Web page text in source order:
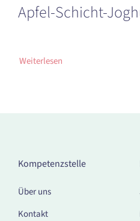
Apfel-Schicht-
Weiterlesen
Kompetenzstelle
Über uns
Kontakt